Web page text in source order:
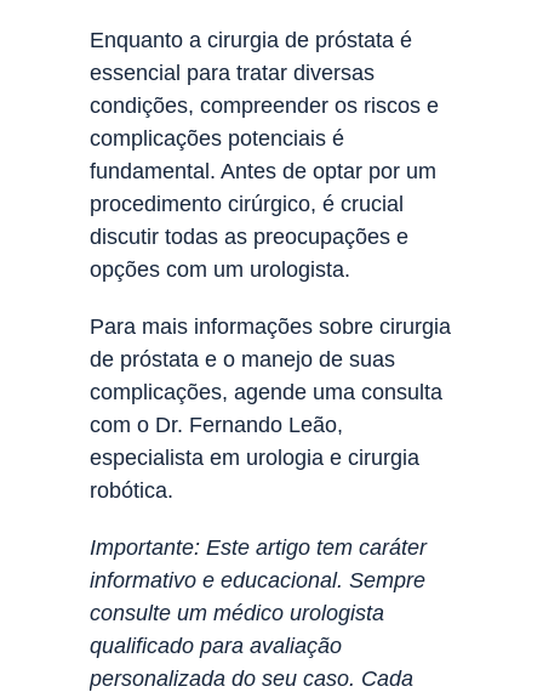
Enquanto a cirurgia de próstata é
essencial para tratar diversas
condições, compreender os riscos e
complicações potenciais é
fundamental. Antes de optar por um
procedimento cirúrgico, é crucial
discutir todas as preocupações e
opções com um urologista.
Para mais informações sobre cirurgia
de próstata e o manejo de suas
complicações, agende uma consulta
com o Dr. Fernando Leão,
especialista em urologia e cirurgia
robótica.
Importante: Este artigo tem caráter
informativo e educacional. Sempre
consulte um médico urologista
qualificado para avaliação
personalizada do seu caso. Cada